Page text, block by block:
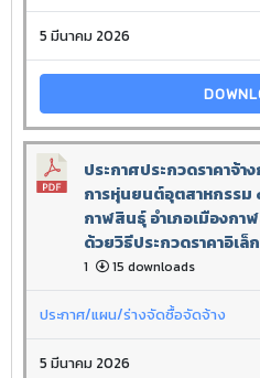
5 มีนาคม 2026
ประกาศประกวดราคาจ้
การหุ่นยนต์อุตสาหกรร
กาฬสินธุ์ อำเภอเมืองก
ด้วยวิธีประกวดราคาอิเ
1 15 downloads
ประกาศ/แผน/ร่างจัดซื้อจัดจ้าง
5 มีนาคม 2026